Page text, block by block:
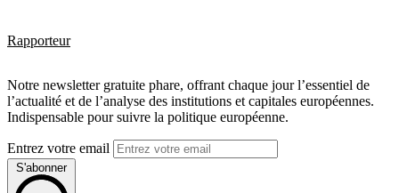
Rapporteur
Notre newsletter gratuite phare, offrant chaque jour l’essentiel de
l’actualité et de l’analyse des institutions et capitales européennes.
Indispensable pour suivre la politique européenne.
Entrez votre email
S'abonner